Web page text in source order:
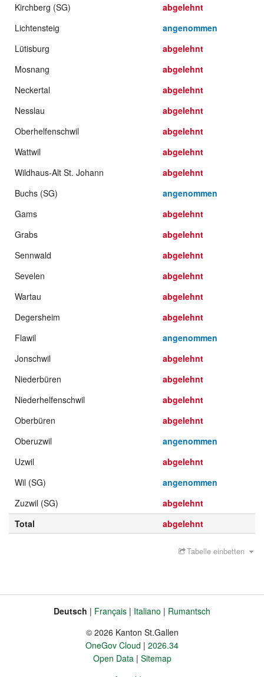
Kirchberg (SG)
abgelehnt
Lichtensteig
angenommen
Lütisburg
abgelehnt
Mosnang
abgelehnt
Neckertal
abgelehnt
Nesslau
abgelehnt
Oberhelfenschwil
abgelehnt
Wattwil
abgelehnt
Wildhaus-Alt St. Johann
abgelehnt
Buchs (SG)
angenommen
Gams
abgelehnt
Grabs
abgelehnt
Sennwald
abgelehnt
Sevelen
abgelehnt
Wartau
abgelehnt
Degersheim
abgelehnt
Flawil
angenommen
Jonschwil
abgelehnt
Niederbüren
abgelehnt
Niederhelfenschwil
abgelehnt
Oberbüren
abgelehnt
Oberuzwil
angenommen
Uzwil
abgelehnt
Wil (SG)
angenommen
Zuzwil (SG)
abgelehnt
Total
abgelehnt
Tabelle einbetten
FusszeileDeutsch Français Italiano
Rumantsch
© 2026 Kanton St.Gallen
OneGov Cloud
2026.34
Open Data
Sitemap